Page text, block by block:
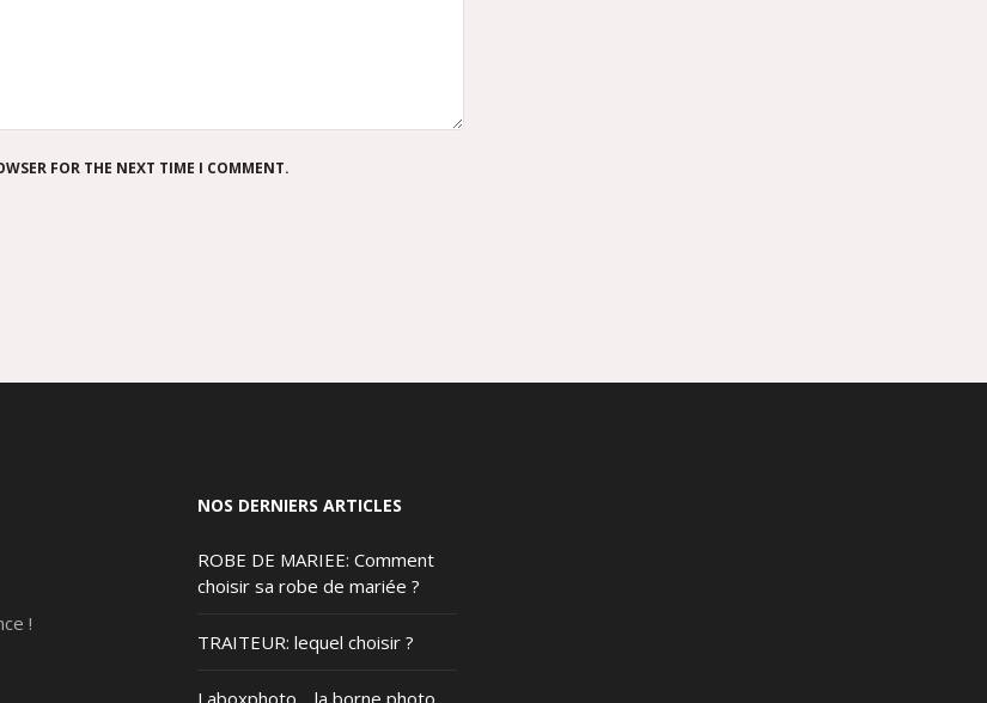
FOR THE NEXT TIME I COMMENT.
!
NOS DERNIERS ARTICLES
ROBE DE MARIEE: Comment
choisir sa robe de mariée ?
TRAITEUR: lequel choisir ?
Laboxphoto… la borne photo